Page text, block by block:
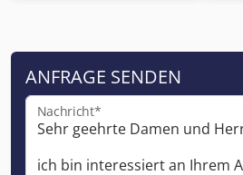
ANFRAGE SENDEN
Nachricht*